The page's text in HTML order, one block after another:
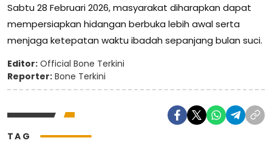
Sabtu 28 Februari 2026, masyarakat diharapkan dapat
mempersiapkan hidangan berbuka lebih awal serta
menjaga ketepatan waktu ibadah sepanjang bulan suci.
Editor: Official Bone Terkini
Reporter: Bone Terkini
TAG